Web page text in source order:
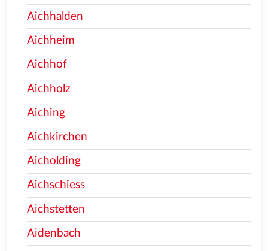
Aichhalden
Aichheim
Aichhof
Aichholz
Aiching
Aichkirchen
Aicholding
Aichschiess
Aichstetten
Aidenbach